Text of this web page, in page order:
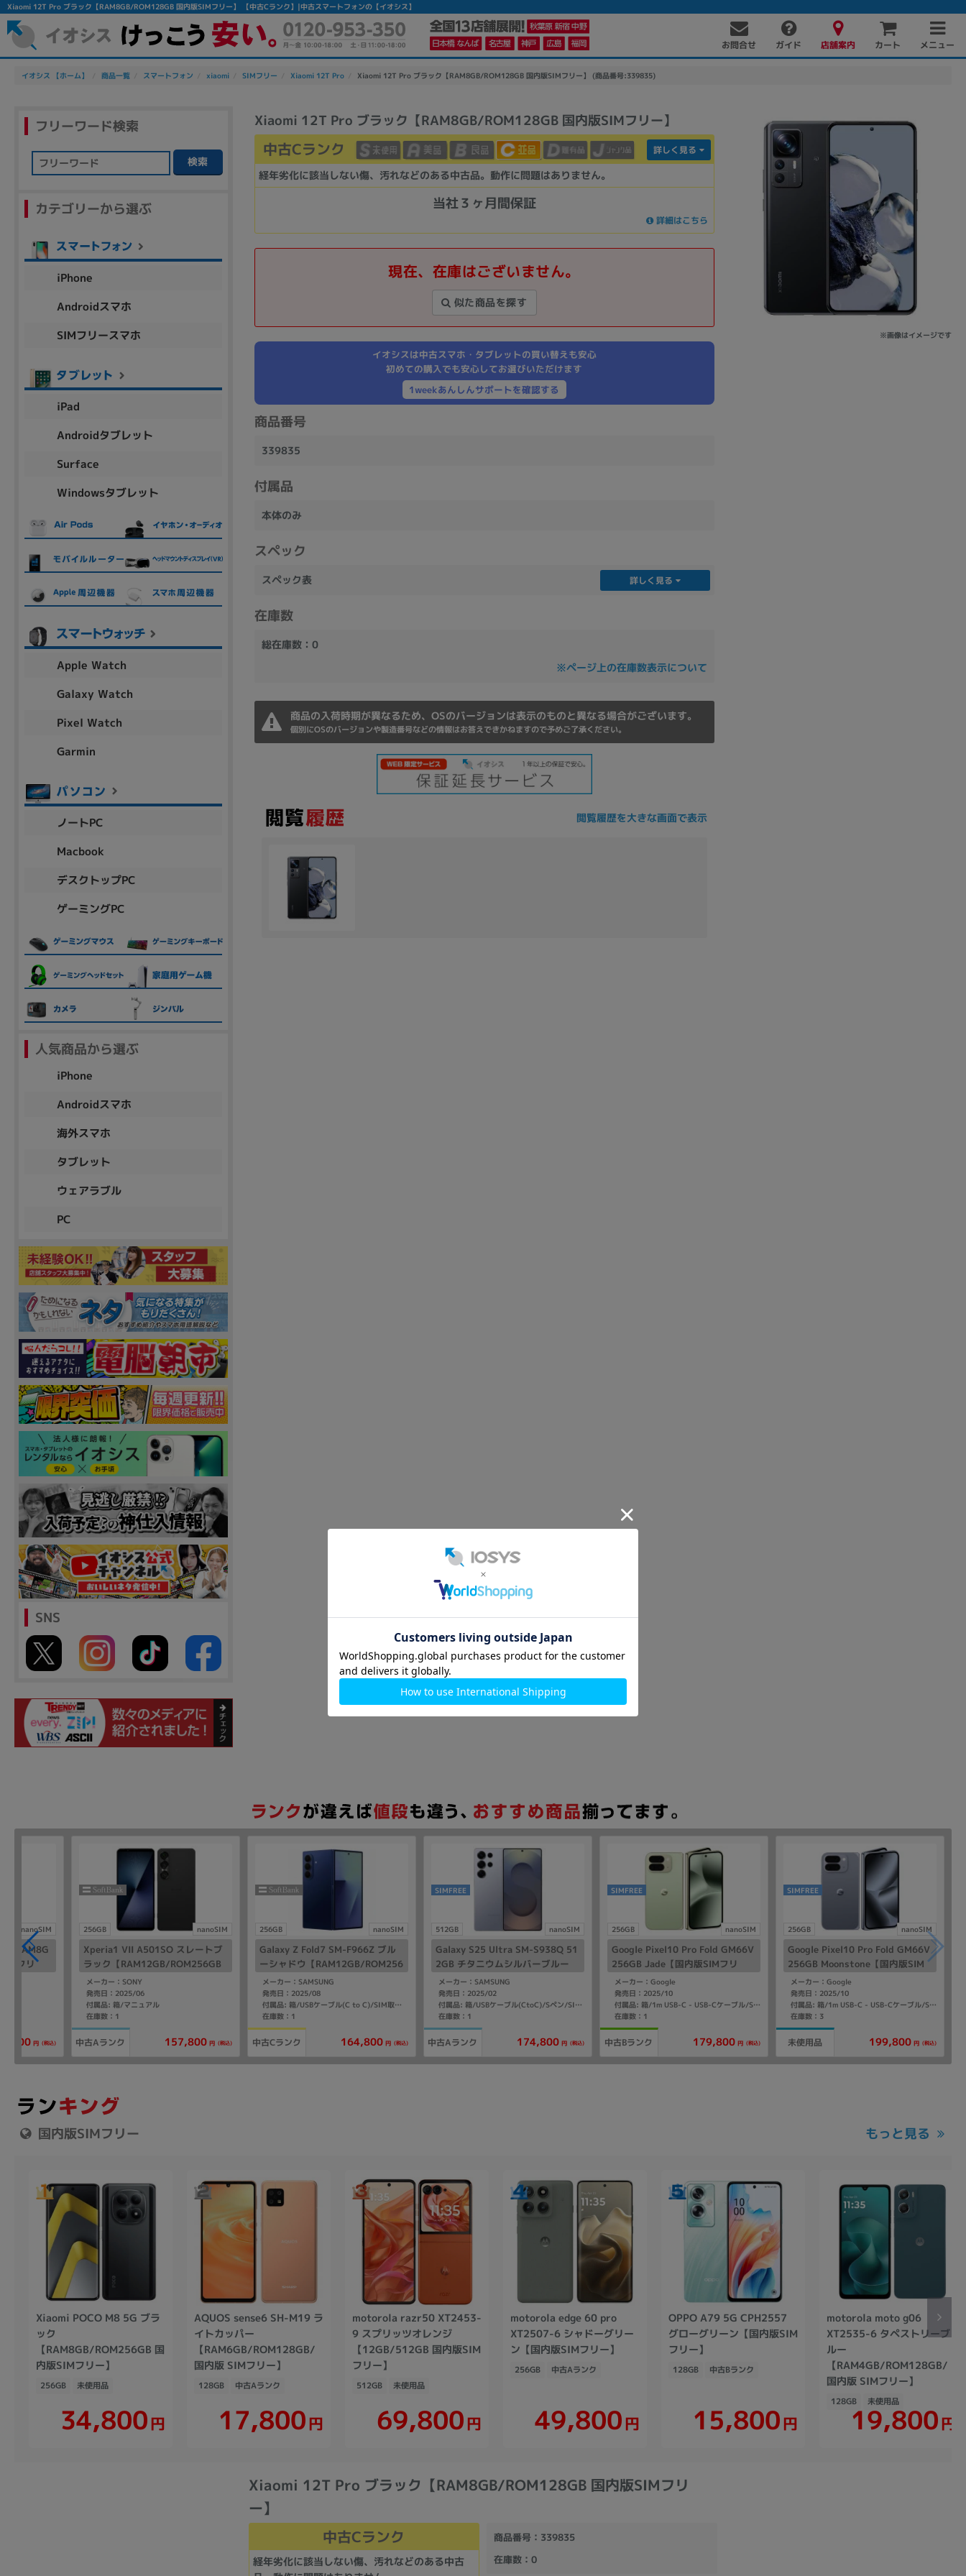
Xiaomi 12T Pro ブラック【RAM8GB/ROM128GB 国内版SIMフリー】 【中古Cランク】|中古スマートフォンの【イオシス】
お問合せ ガイド 店舗案内 カート メニュー
イオシス 【ホーム】 商品一覧 スマートフォン xiaomi SIMフリー Xiaomi 12T Pro Xiaomi 12T Pro ブラック【RAM8GB/ROM128GB 国内版SIMフリー】 (商品番号:339835)
Xiaomi 12T Pro ブラック【RAM8GB/ROM128GB 国内版SIMフリー】
※画像はイメージです
中古Cランク
経年劣化に該当しない傷、汚れなどのある中古品。動作に問題はありません。
詳しく見る
当社３ヶ月間保証
詳細はこちら
現在、在庫はございません。
似た商品を探す
イオシスは中古スマホ・タブレットの買い替えも安心
初めての購入でも安心してお選びいただけます
1weekあんしんサポートを確認する
商品番号
339835
付属品
本体のみ
スペック
スペック表 詳しく見る
在庫数
総在庫数：0
※ページ上の在庫数表示について
商品の入荷時期が異なるため、OSのバージョンは表示のものと異なる場合がございます。
個別にOSのバージョンや製造番号などの情報はお答えできかねますので予めご了承ください。
閲覧履歴を大きな画面で表示
フリーワード検索
検索
カテゴリーから選ぶ
iPhone
Androidスマホ
SIMフリースマホ
iPad
Androidタブレット
Surface
Windowsタブレット
Apple Watch
Galaxy Watch
Pixel Watch
Garmin
ノートPC
Macbook
デスクトップPC
ゲーミングPC
人気商品から選ぶ
iPhone
Androidスマホ
海外スマホ
タブレット
ウェアラブル
PC
SNS
nanoSIM
【RAM8G
フリ
円 (税込)
256GB nanoSIM
Xperia1 VII A501SO スレートブ
ラック【RAM12GB/ROM256GB
SoftBank版SIMフリー】
メーカー：SONY
発売日：2025/06
付属品: 箱/マニュアル
在庫数：1
中古Aランク 157,800 円 (税込)
256GB nanoSIM
Galaxy Z Fold7 SM-F966Z ブル
ーシャドウ【RAM12GB/ROM256
GB SoftBank版SIMフリー】
メーカー：SAMSUNG
発売日：2025/08
付属品: 箱/USBケーブル(C to C)/SIM取り出し用ピン/マニュアル
在庫数：1
中古Cランク 164,800 円 (税込)
512GB nanoSIM
SIMFREE
Galaxy S25 Ultra SM-S938Q 51
2GB チタニウムシルバーブルー
【国内版 SIMフリー】
メーカー：SAMSUNG
発売日：2025/02
付属品: 箱/USBケーブル(CtoC)/Sペン/SIM取り出し用ピン/マニュアル
在庫数：1
中古Aランク 174,800 円 (税込)
256GB nanoSIM
SIMFREE
Google Pixel10 Pro Fold GM66V
256GB Jade【国内版SIMフリ
ー】
メーカー：Google
発売日：2025/10
付属品: 箱/1m USB-C - USB-Cケーブル/SIM取り出しツール/マニュアル
在庫数：1
中古Bランク 179,800 円 (税込)
256GB nanoSIM
SIMFREE
Google Pixel10 Pro Fold GM66V
256GB Moonstone【国内版SIM
フリー】
メーカー：Google
発売日：2025/10
付属品: 箱/1m USB-C - USB-Cケーブル/SIM取り出しツール/マニュアル
在庫数：3
未使用品 199,800 円 (税込)
国内版SIMフリー もっと見る
Xiaomi POCO M8 5G ブラ
ック
【RAM8GB/ROM256GB 国
内版SIMフリー】
256GB 未使用品
34,800円
AQUOS sense6 SH-M19 ラ
イトカッパー
【RAM6GB/ROM128GB/
国内版 SIMフリー】
128GB 中古Aランク
17,800円
motorola razr50 XT2453-
9 スプリッツオレンジ
【12GB/512GB 国内版SIM
フリー】
512GB 未使用品
69,800円
motorola edge 60 pro
XT2507-6 シャドーグリー
ン【国内版SIMフリー】
256GB 中古Aランク
49,800円
OPPO A79 5G CPH2557
グローグリーン【国内版SIM
フリー】
128GB 中古Bランク
15,800円
motorola moto g06
XT2535-6 タペストリーブ
ルー
【RAM4GB/ROM128GB/
国内版 SIMフリー】
128GB 未使用品
19,800円
Xiaomi 12T Pro ブラック【RAM8GB/ROM128GB 国内版SIMフリ
ー】
中古Cランク
経年劣化に該当しない傷、汚れなどのある中古
商品番号：339835
在庫数：0
かんたんパソコン検索に切り替える
除外ワード
人気の検索ワード：Let's note EliteBook
カテゴリー
商品ジャンルの絞り込み
PC周辺機器
商品シリーズ名・ブランド名の絞り込み。
aspire Inspiron
メーカー
Apple SONY TOSHIBA
Asus HP
商品の搭載機能による絞り込み
Webカメラ内蔵
ランク
商品状態の絞り込み
新品/未使用 中古 新品
その他
メモリ
~
容量
~
円 ～
各項目のチェックボックスは「or検索」となります。